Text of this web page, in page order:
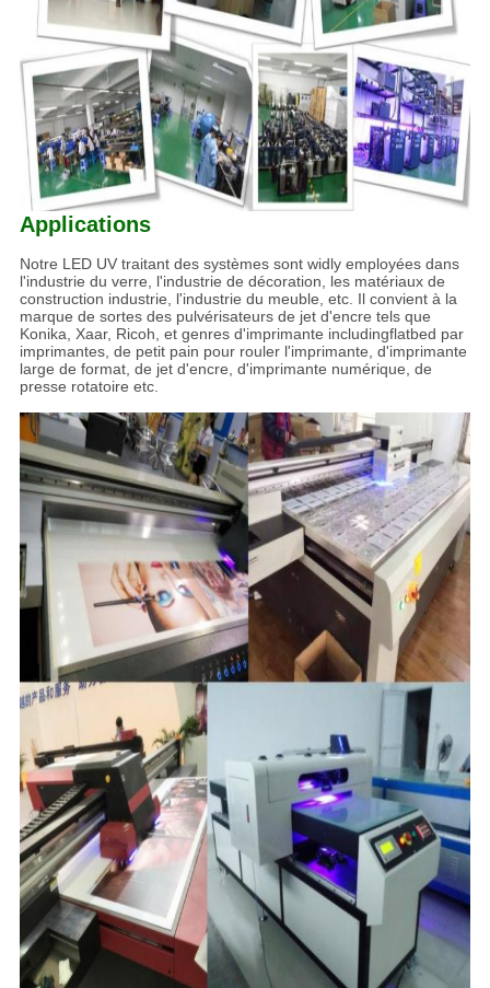
Applications
Notre LED UV traitant des systèmes sont widly employées dans
l'industrie du verre, l'industrie de décoration, les matériaux de
construction industrie, l'industrie du meuble, etc. Il convient à la
marque de sortes des pulvérisateurs de jet d'encre tels que
Konika, Xaar, Ricoh, et genres d'imprimante includingflatbed par
imprimantes, de petit pain pour rouler l'imprimante, d'imprimante
large de format, de jet d'encre, d'imprimante numérique, de
presse rotatoire etc.